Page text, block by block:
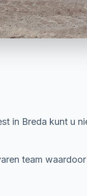
in Breda kunt u
team